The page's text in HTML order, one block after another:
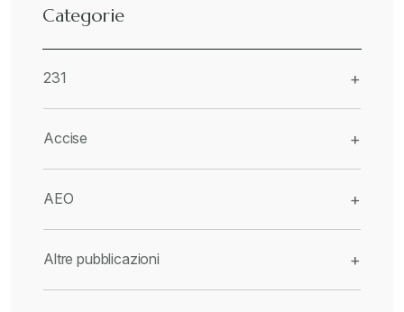
Categorie
231 +
Accise +
AEO +
Altre pubblicazioni +